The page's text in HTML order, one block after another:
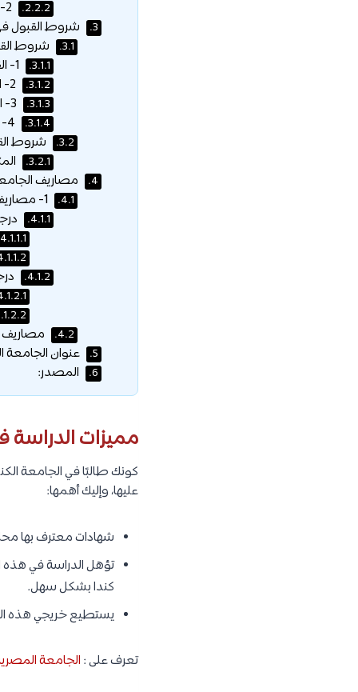
2.2.2.
3. شروط القبول
3.1. شروط
3.1.1.
3.1.2.
3.1.3.
3.1.4.
3.2. شروط
3.2.1.
4. مصاريف
4.1.
4.1.1.
4.1.1.1.
4.1.2.
4.2.
مصاريف
5. عنوان
6. المصدر:
مميزات
كونك طالبًا في الجامعة
عليها، وإليك أهمها:
شهادات معترف بها
تؤهل الدراسة في هذه
كندا بشكل سهل.
يستطيع خريجي هذه
تعرف على : الجامعة